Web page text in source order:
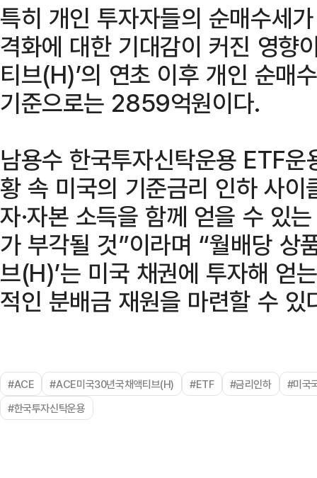
특히 개인 투자자들의 순매수세
격화에 대한 기대감이 커진 영향
티브(H)’의 연초 이후 개인 순매
기준으로는 2859억원이다.
남용수 한국투자신탁운용 ETF
황 속 미국의 기준금리 인하 사
자·자본 소득을 함께 얻을 수 있
가 부각될 것”이라며 “월배당 상
브(H)’는 미국 채권에 투자해 얻
적인 분배금 재원을 마련할 수 있
#ACE #ACE미국30년국채액티브(H) #ETF #금리인하
#미국
#한국투자신탁운용